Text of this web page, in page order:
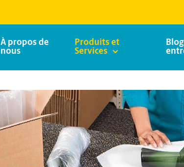
À propos de
nous
Produits et
Services